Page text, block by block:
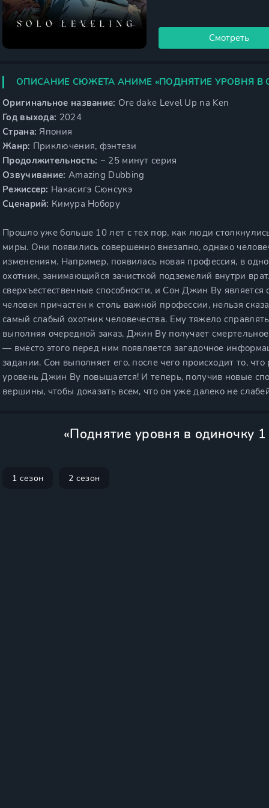
Смотреть
ОПИСАНИЕ СЮЖЕТА АНИМЕ «ПОДНЯТИЕ УРОВНЯ В
Оригинальное название: Ore dake Level Up na Ken
Год выхода: 2024
Страна: Япония
Жанр: Приключения, фэнтези
Продолжительность: ~ 25 минут серия
Озвучивание: Amazing Dubbing
Режиссер: Накасигэ Сюнсукэ
Сценарий: Кимура Нобору
Прошло уже больше 10 лет с тех пор, как люди
миры. Они появились совершенно внезапно, однако
изменениям. Например, появилась новая профессия, в
охотник, занимающийся зачисткой подземелий внутри
сверхъестественные способности, и Сон Джин Ву
человек причастен к столь важной профессии, нельзя
самый слабый охотник человечества. Ему тяжело
выполняя очередной заказ, Джин Ву получает
— вместо этого перед ним появляется загадочное
задании. Сон выполняет его, после чего происходит то,
уровень Джин Ву повышается! И теперь, получив новые
вершины, чтобы доказать всем, что он уже далеко не
«Поднятие уровня в одиночку
1 сезон 2 сезон